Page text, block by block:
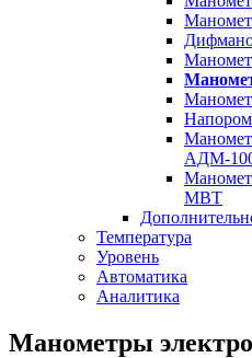
АДМ-
МВТ
Температура
Уровень
Автоматика
Аналитика
Манометры